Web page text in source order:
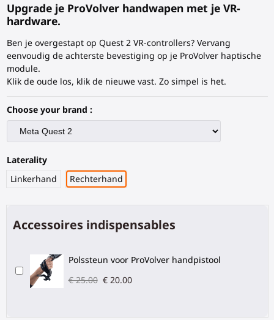
Upgrade je ProVolver handwapen met je VR-
hardware.
Ben je overgestapt op Quest 2 VR-controllers? Vervang
eenvoudig de achterste bevestiging op je ProVolver haptische
module.
Klik de oude los, klik de nieuwe vast. Zo simpel is het.
Choose your brand :
Laterality
Linkerhand
Rechterhand
Accessoires indispensables
Polssteun voor ProVolver handpistool
€ 25.00 € 20.00